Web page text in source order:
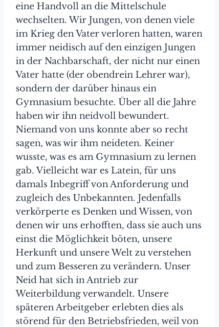
eine Handvoll an die Mittelschule
wechselten. Wir Jungen, von denen viele
im Krieg den Vater verloren hatten, waren
immer neidisch auf den einzigen Jungen
in der Nachbarschaft, der nicht nur einen
Vater hatte (der obendrein Lehrer war),
sondern der darüber hinaus ein
Gymnasium besuchte. Über all die Jahre
haben wir ihn neidvoll bewundert.
Niemand von uns konnte aber so recht
sagen, was wir ihm neideten. Keiner
wusste, was es am Gymnasium zu lernen
gab. Vielleicht war es Latein, für uns
damals Inbegriff von Anforderung und
zugleich des Unbekannten. Jedenfalls
verkörperte es Denken und Wissen, von
denen wir uns erhofften, dass sie auch uns
einst die Möglichkeit böten, unsere
Herkunft und unsere Welt zu verstehen
und zum Besseren zu verändern. Unser
Neid hat sich in Antrieb zur
Weiterbildung verwandelt. Unsere
späteren Arbeitgeber erlebten dies als
störend für den Betriebsfrieden, weil von